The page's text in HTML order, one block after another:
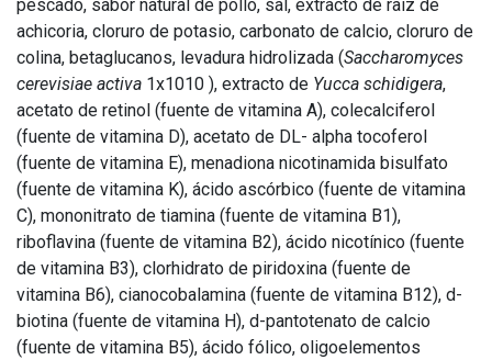
pescado, sabor natural de pollo, sal, extracto de raíz de
achicoria, cloruro de potasio, carbonato de calcio, cloruro de
colina, betaglucanos, levadura hidrolizada (Saccharomyces
cerevisiae activa 1x1010 ), extracto de Yucca schidigera,
acetato de retinol (fuente de vitamina A), colecalciferol
(fuente de vitamina D), acetato de DL- alpha tocoferol
(fuente de vitamina E), menadiona nicotinamida bisulfato
(fuente de vitamina K), ácido ascórbico (fuente de vitamina
C), mononitrato de tiamina (fuente de vitamina B1),
riboflavina (fuente de vitamina B2), ácido nicotínico (fuente
de vitamina B3), clorhidrato de piridoxina (fuente de
vitamina B6), cianocobalamina (fuente de vitamina B12), d-
biotina (fuente de vitamina H), d-pantotenato de calcio
(fuente de vitamina B5), ácido fólico, oligoelementos